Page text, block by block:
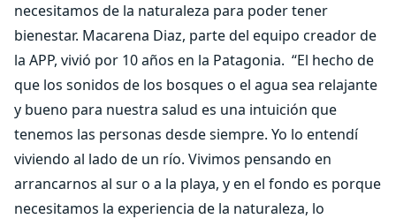
necesitamos de la naturaleza para poder tener
bienestar. Macarena Diaz, parte del equipo creador de
la APP, vivió por 10 años en la Patagonia. “El hecho de
que los sonidos de los bosques o el agua sea relajante
y bueno para nuestra salud es una intuición que
tenemos las personas desde siempre. Yo lo entendí
viviendo al lado de un río. Vivimos pensando en
arrancarnos al sur o a la playa, y en el fondo es porque
necesitamos la experiencia de la naturaleza, lo